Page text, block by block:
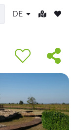
DE
DE